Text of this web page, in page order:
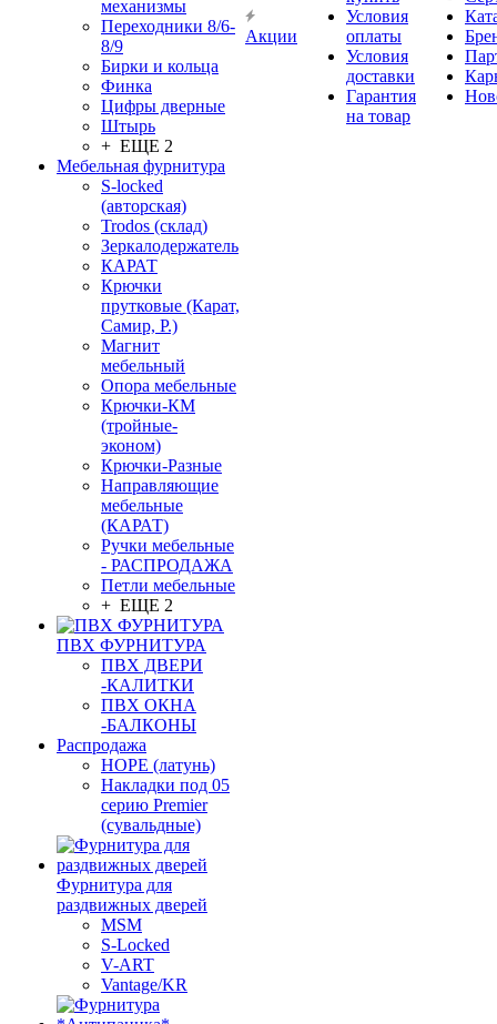
механизмы
Переходники 8/6-
8/9
Бирки и кольца
Финка
Цифры дверные
Штырь
+ ЕЩЕ 2
Мебельная фурнитура
S-locked
(авторская)
Trodos (склад)
Зеркалодержатель
КАРАТ
Крючки
прутковые (Карат,
Самир, Р.)
Магнит
мебельный
Опора мебельные
Крючки-КМ
(тройные-
эконом)
Крючки-Разные
Направляющие
мебельные
(КАРАТ)
Ручки мебельные
- РАСПРОДАЖА
Петли мебельные
+ ЕЩЕ 2
ПВХ ФУРНИТУРА
ПВХ ДВЕРИ
-КАЛИТКИ
ПВХ ОКНА
-БАЛКОНЫ
Распродажа
HOPE (латунь)
Накладки под 05
серию Premier
(сувальдные)
Фурнитура для
раздвижных дверей
MSM
S-Locked
V-ART
Vantage/KR
Акции
Условия
оплаты
Условия
доставки
Гарантия
на товар